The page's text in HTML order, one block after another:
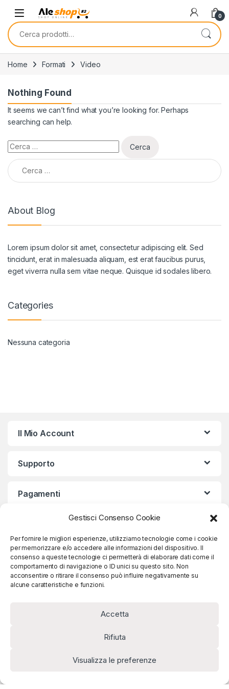
Gestisci Consenso Cookie
Per fornire le migliori esperienze, utilizziamo tecnologie come i cookie
per memorizzare e/o accedere alle informazioni del dispositivo. Il
consenso a queste tecnologie ci permetterà di elaborare dati come il
comportamento di navigazione o ID unici su questo sito. Non
acconsentire o ritirare il consenso può influire negativamente su
alcune caratteristiche e funzioni.
Accetta
Rifiuta
Visualizza le preferenze
0
Cerca:
Home Formati Video
Nothing Found
It seems we can’t find what you’re looking for. Perhaps
searching can help.
Ricerca per:
Ricerca per:
About Blog
Lorem ipsum dolor sit amet, consectetur adipiscing elit. Sed
tincidunt, erat in malesuada aliquam, est erat faucibus purus,
eget viverra nulla sem vitae neque. Quisque id sodales libero.
Categories
Nessuna categoria
Il Mio Account
Supporto
Pagamenti
(+39) 3336527461